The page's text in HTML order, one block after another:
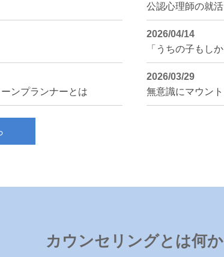
ンプランナーとは
2026/04/14
2026/03/29
カウンセリングとは何か